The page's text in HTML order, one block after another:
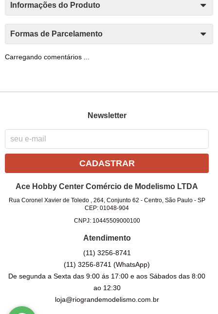
Informações do Produto
Formas de Parcelamento
Carregando comentários ...
Newsletter
CADASTRAR
Ace Hobby Center Comércio de Modelismo LTDA
Rua Coronel Xavier de Toledo , 264, Conjunto 62 - Centro, São Paulo- SP
CEP: 01048-904
CNPJ: 10445509000100
Atendimento
(11) 3256-8741
(11) 3256-8741(WhatsApp)
De segunda a Sexta das 9:00 ás 17:00 e aos Sábados das 8:00
ao 12:30
loja@riograndemodelismo.com.br